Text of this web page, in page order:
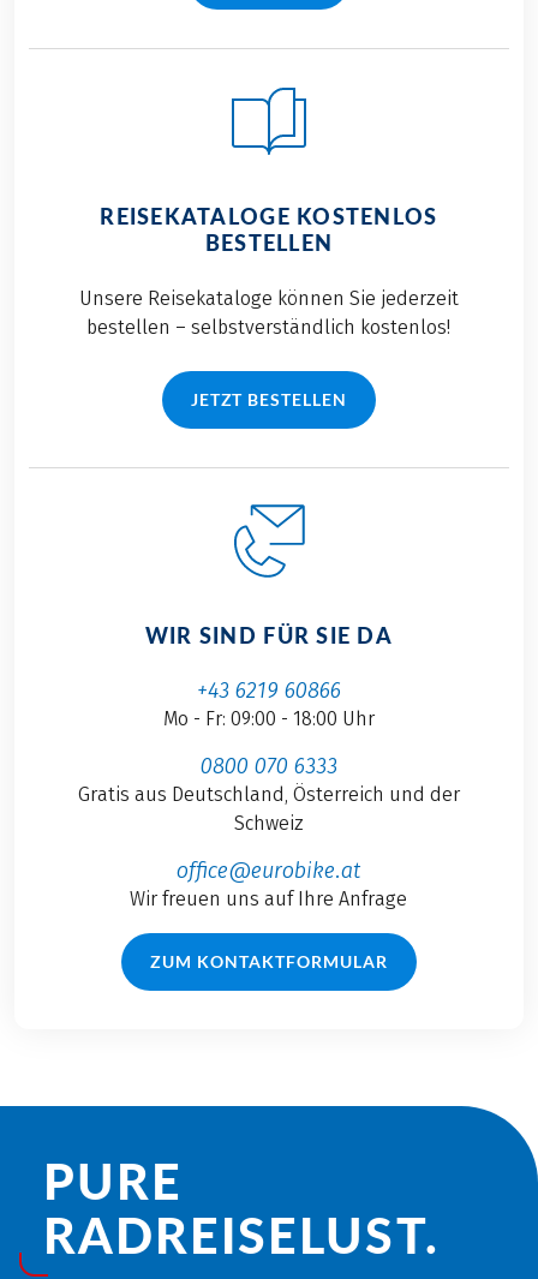
REISEKATALOGE KOSTENLOS
BESTELLEN
Unsere Reisekataloge können Sie jederzeit
bestellen – selbstverständlich kostenlos!
JETZT BESTELLEN
WIR SIND FÜR SIE DA
+43 6219 60866
Mo - Fr: 09:00 - 18:00 Uhr
0800 070 6333
Gratis aus Deutschland, Österreich und der
Schweiz
office@eurobike.at
Wir freuen uns auf Ihre Anfrage
ZUM KONTAKTFORMULAR
PURE
RADREISE­LUST.